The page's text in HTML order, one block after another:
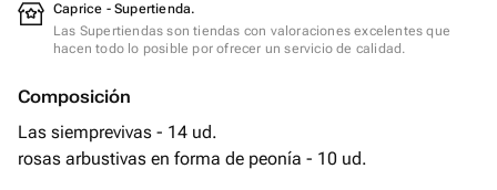
Caprice - Supertienda.
Las Supertiendas son tiendas con valoraciones excelentes que
hacen todo lo posible por ofrecer un servicio de calidad.
Composición
Las siemprevivas - 14 ud.
rosas arbustivas en forma de peonía - 10 ud.